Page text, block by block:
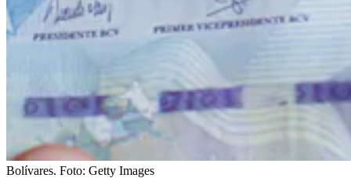
Bolívares. Foto: Getty Images